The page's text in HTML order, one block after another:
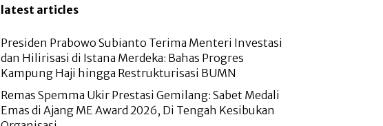
latest articles
Presiden Prabowo Subianto Terima Menteri Investasi
dan Hilirisasi di Istana Merdeka: Bahas Progres
Kampung Haji hingga Restrukturisasi BUMN
Remas Spemma Ukir Prestasi Gemilang: Sabet Medali
Emas di Ajang ME Award 2026, Di Tengah Kesibukan